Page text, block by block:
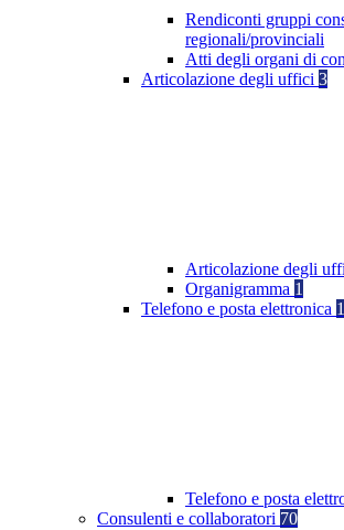
Rendiconti gruppi
regionali/provinciali
Atti degli organi di
Articolazione degli uffici 3
Articolazione degli
Organigramma 1
Telefono e posta elettronica 1
Telefono e posta
Consulenti e collaboratori 70